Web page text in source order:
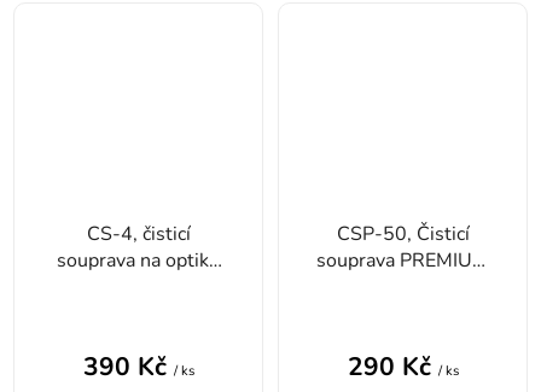
CS-4, čisticí
souprava na optiku
390 Kč / ks
CSP-50, Čisticí
souprava PREMIUM
290 Kč / ks